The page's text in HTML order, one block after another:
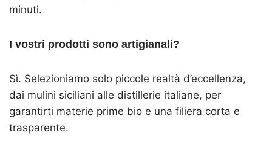
minuti.
I vostri prodotti sono artigianali?
Sì. Selezioniamo solo piccole realtà d’eccellenza,
dai mulini siciliani alle distillerie italiane, per
garantirti materie prime bio e una filiera corta e
trasparente.